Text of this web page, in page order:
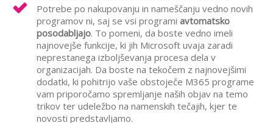
Potrebe po nakupovanju in nameščanju vedno novih
programov ni, saj se vsi programi avtomatsko
posodabljajo. To pomeni, da boste vedno imeli
najnovejše funkcije, ki jih Microsoft uvaja zaradi
neprestanega izboljševanja procesa dela v
organizacijah. Da boste na tekočem z najnovejšimi
dodatki, ki pohitrijo vaše obstoječe M365 programe
vam priporočamo spremljanje naših objav na temo
trikov ter udeležbo na namenskih tečajih, kjer te
novosti predstavljamo.